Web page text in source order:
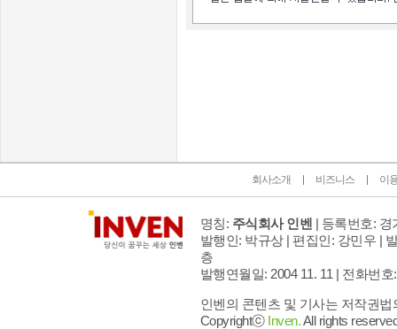
회사소개 비즈니스 이
명칭: 주식회사 인벤 | 등록번호: 경
발행인: 박규상 | 편집인: 강민우 |
층
발행연월일: 2004 11. 11 | 전화번호
인벤의 콘텐츠 및 기사는 저작권
Copyrightⓒ Inven.All rights